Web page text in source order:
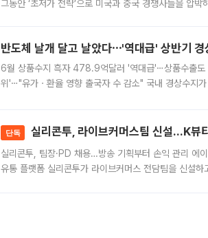
그동안 ‘초저가 전략’으로 미국과 중국 경쟁사들을 압
반도체 날개 달고 날았다⋯'역대급' 상반기
6월 상품수지 흑자 478.9억달러 '역대급'⋯상품수출
위'⋯"유가ㆍ환율 영향 출국자 수 감소" 국내 경상수지
단독 실리콘투, 라이브커머스팀 신설…K뷰
실리콘투, 팀장·PD 채용…방송 기획부터 손익 관리 에
유통 플랫폼 실리콘투가 라이브커머스 전담팀을 신설